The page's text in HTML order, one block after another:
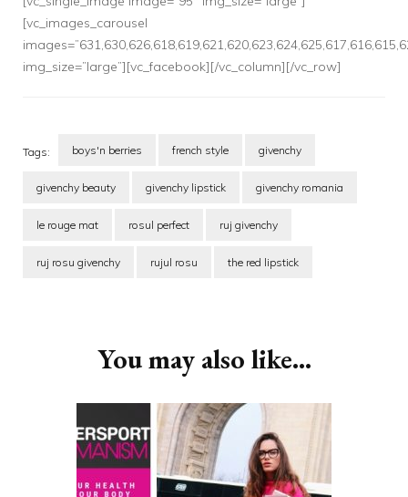
[vc_images_carousel
img_size=”large”][vc_facebook][/vc_column][/vc_row]
Tags: boys'n berries french style givenchy
givenchy beauty givenchy lipstick givenchy romania
le rouge mat rosul perfect ruj givenchy
ruj rosu givenchy rujul rosu the red lipstick
You may also like...